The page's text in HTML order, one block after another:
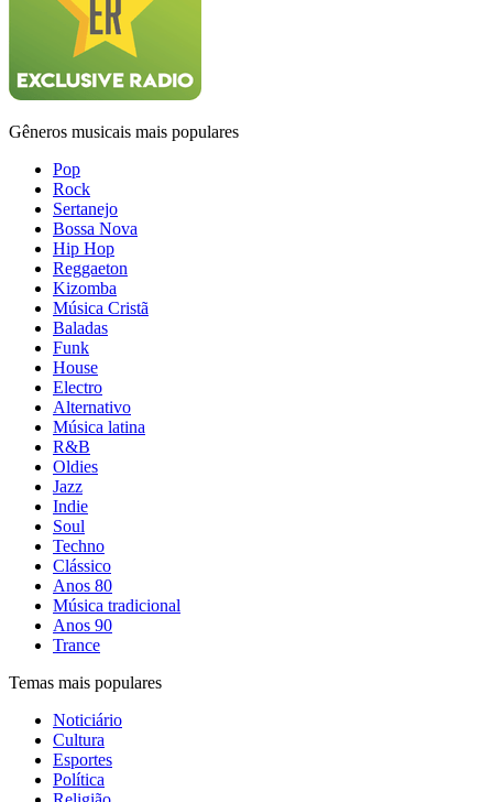
Gêneros musicais mais populares
Pop
Rock
Sertanejo
Bossa Nova
Hip Hop
Reggaeton
Kizomba
Música Cristã
Baladas
Funk
House
Electro
Alternativo
Música latina
R&B
Oldies
Jazz
Indie
Soul
Techno
Clássico
Anos 80
Música tradicional
Anos 90
Trance
Temas mais populares
Noticiário
Cultura
Esportes
Política